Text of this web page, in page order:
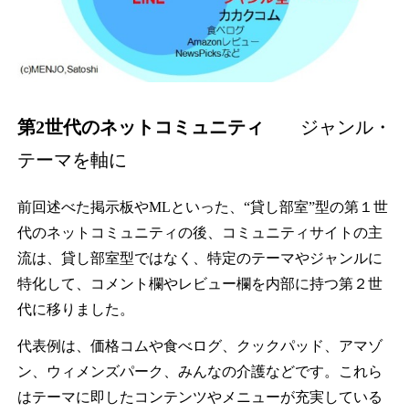
第2世代のネットコミュニティ
ジャンル・
テーマを軸に
前回述べた掲示板やMLといった、“貸し部室”型の第１世
代のネットコミュニティの後、コミュニティサイトの主
流は、貸し部室型ではなく、特定のテーマやジャンルに
特化して、コメント欄やレビュー欄を内部に持つ第２世
代に移りました。
代表例は、価格コムや食べログ、クックパッド、アマゾ
ン、ウィメンズパーク、みんなの介護などです。これら
はテーマに即したコンテンツやメニューが充実している